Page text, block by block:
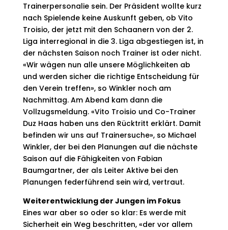
Trainerpersonalie sein. Der Präsident wollte kurz
nach Spielende keine Auskunft geben, ob Vito
Troisio, der jetzt mit den Schaanern von der 2.
Liga interregional in die 3. Liga abgestiegen ist, in
der nächsten Saison noch Trainer ist oder nicht.
«Wir wägen nun alle unsere Möglichkeiten ab
und werden sicher die richtige Entscheidung für
den Verein treffen», so Winkler noch am
Nachmittag. Am Abend kam dann die
Vollzugsmeldung. «Vito Troisio und Co-Trainer
Duz Haas haben uns den Rücktritt erklärt. Damit
befinden wir uns auf Trainersuche», so Michael
Winkler, der bei den Planungen auf die nächste
Saison auf die Fähigkeiten von Fabian
Baumgartner, der als Leiter Aktive bei den
Planungen federführend sein wird, vertraut.
Weiterentwicklung der Jungen im Fokus
Eines war aber so oder so klar: Es werde mit
Sicherheit ein Weg beschritten, «der vor allem